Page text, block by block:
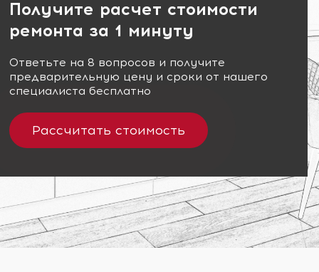
Получите расчет стоимости
ремонта за 1 минуту
Ответьте на 8 вопросов и получите
предварительную цену и сроки от нашего
специалиста бесплатно
Рассчитать стоимость